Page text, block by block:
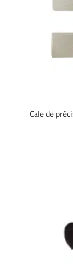
Cale de